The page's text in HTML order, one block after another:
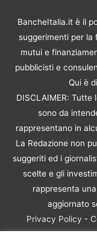
BancheItalia.it è il
suggerimenti per la
mutui e
pubblicisti e
Qui è
DISCLAIMER:
sono da
rappresentano in
La Redazione non
suggeriti ed i
scelte e gli
rappresenta
aggiornato
Privacy Policy -